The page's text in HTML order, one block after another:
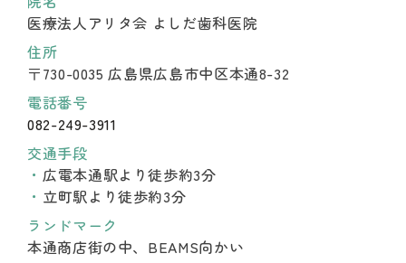
医療法人アリタ会 よしだ歯科医院
住所
〒730-0035 広島県広島市中区本通8-32
電話番号
082-249-3911
交通手段
広電本通駅より徒歩約3分
立町駅より徒歩約3分
ランドマーク
本通商店街の中、BEAMS向かい